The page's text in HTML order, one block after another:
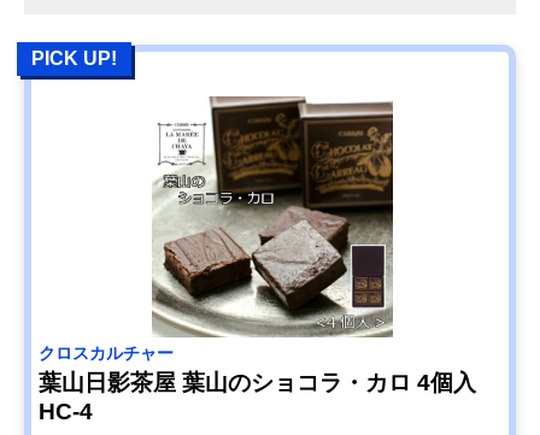
PICK UP!
クロスカルチャー
葉山日影茶屋 葉山のショコラ・カロ 4個入
HC-4